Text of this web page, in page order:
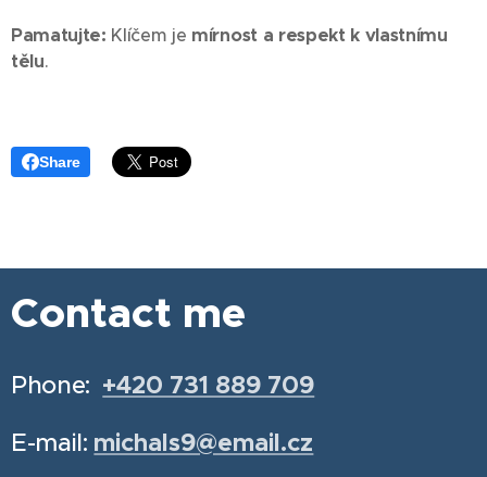
Pamatujte: Klíčem je mírnost a respekt k vlastnímu
tělu.
Share
Contact me
Phone: +420 731 889 709
E-mail: michals9@email.cz